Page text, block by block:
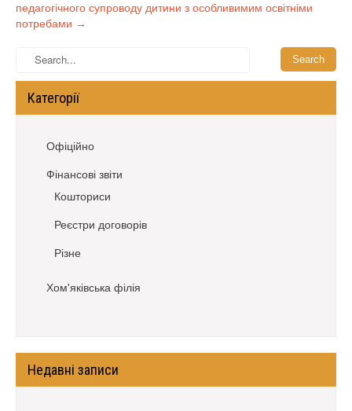
педагогічного супроводу дитини з особливимим освітніми
потребами →
Категорії
Офіційно
Фінансові звіти
Кошториси
Реєстри договорів
Різне
Хом'яківська філія
Недавні записи